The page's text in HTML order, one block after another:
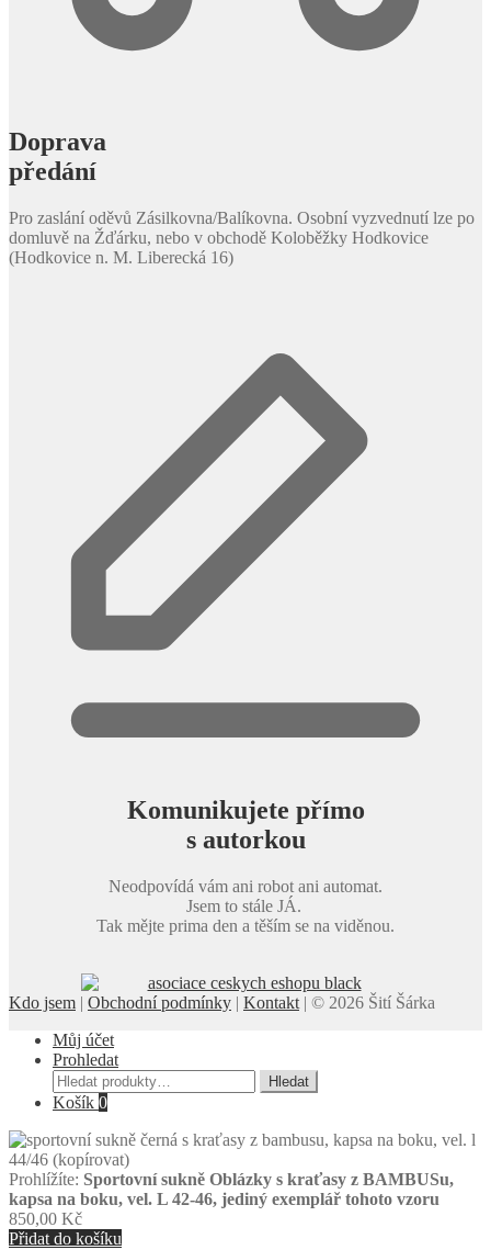
Doprava
předání
Pro zaslání oděvů Zásilkovna/Balíkovna. Osobní vyzvednutí lze po
domluvě na Žďárku, nebo v obchodě Koloběžky Hodkovice
(Hodkovice n. M. Liberecká 16)
Komunikujete přímo
s autorkou
Neodpovídá vám ani robot ani automat.
Jsem to stále JÁ.
Tak mějte prima den a těším se na viděnou.
Kdo jsem | Obchodní podmínky | Kontakt | © 2026 Šití Šárka
Můj účet
Prohledat
Hledat:
Hledat
Košík 0
Prohlížíte: Sportovní sukně Oblázky s kraťasy z BAMBUSu,
kapsa na boku, vel. L 42-46, jediný exemplář tohoto vzoru
850,00 Kč
Přidat do košíku